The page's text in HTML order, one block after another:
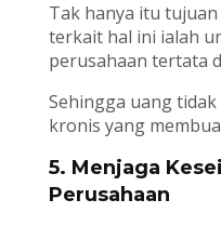
Tak hanya itu
terkait hal ini ialah
perusahaan tertata
Sehingga uang
kronis yang
5. Menjaga
Perusahaan